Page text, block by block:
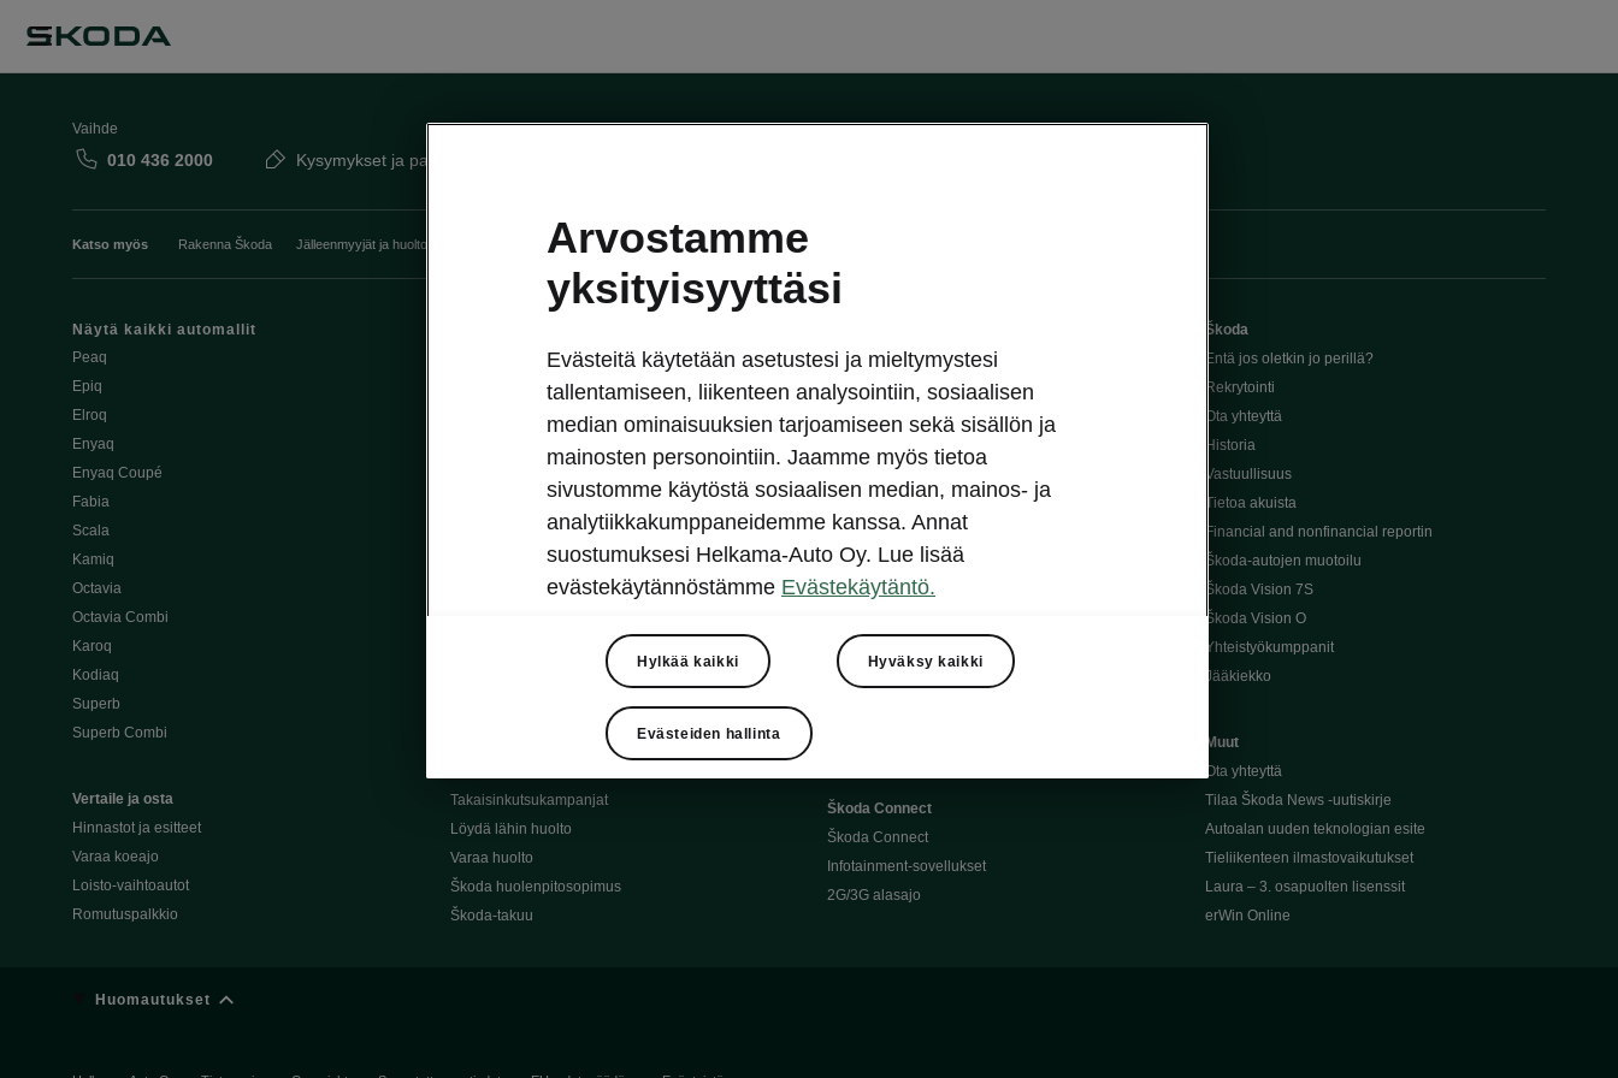
Vaihde
010 436 2000 Kysymykset ja palaute
Katso myös Rakenna Škoda Jälleenmyyjät ja huolto Heti vapaat Škoda-mallit Käyttöohjeet Škoda Shop
Näytä kaikki automallit
Peaq
Epiq
Elroq
Enyaq
Enyaq Coupé
Fabia
Scala
Kamiq
Octavia
Octavia Combi
Karoq
Kodiaq
Superb
Superb Combi
Vertaile ja osta
Hinnastot ja esitteet
Varaa koeajo
Loisto-vaihtoautot
Romutuspalkkio
Osta Škoda verkossa
Škoda Yksityisleasing
Škodan Vakuutus
Škoda 4×4 -mallit
Škoda-katumaasturimallit
Alkuperäiset Škoda-varaosat
Alkuperäiset Škoda-moottoriöljyt
Takaisinkutsukampanjat
Löydä lähin huolto
Varaa huolto
Škoda huolenpitosopimus
Škoda-takuu
Avustinjärjestelmät
Sähköautot ja hybridit
Sähköautot ja hybridit
Ladattavat hybridit
Vinkkejä sähköautoiluun
Ajoakku ja turvallisuus
Ohjelmiston päivitys
Kotilataus
Latauspisteet kartalla
Škoda Connect
Škoda Connect
Infotainment-sovellukset
2G/3G alasajo
Škoda
Entä jos oletkin jo perillä?
Rekrytointi
Ota yhteyttä
Historia
Vastuullisuus
Tietoa akuista
Financial and nonfinancial reportin
Škoda-autojen muotoilu
Škoda Vision 7S
Škoda Vision O
Yhteistyökumppanit
Jääkiekko
Muut
Ota yhteyttä
Tilaa Škoda News -uutiskirje
Autoalan uuden teknologian esite
Tieliikenteen ilmastovaikutukset
Laura – 3. osapuolten lisenssit
erWin Online
Huomautukset
Arvostamme
yksityisyyttäsi
Evästeitä käytetään asetustesi ja mieltymystesi
tallentamiseen, liikenteen analysointiin, sosiaalisen
median ominaisuuksien tarjoamiseen sekä sisällön ja
mainosten personointiin. Jaamme myös tietoa
sivustomme käytöstä sosiaalisen median, mainos- ja
analytiikkakumppaneidemme kanssa. Annat
suostumuksesi Helkama-Auto Oy. Lue lisää
evästekäytännöstämme Evästekäytäntö.
Hylkää kaikki Hyväksy kaikki
Evästeiden hallinta